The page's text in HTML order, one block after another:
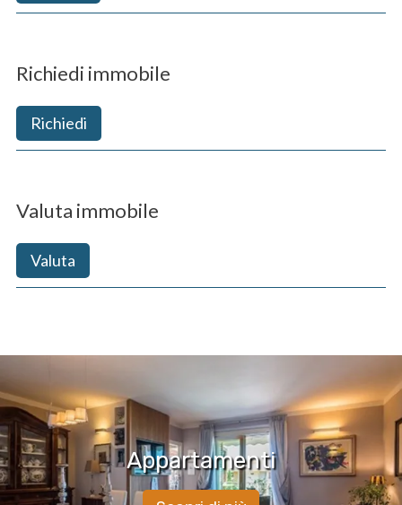
Richiedi immobile
Richiedi
Valuta immobile
Valuta
Appartamenti